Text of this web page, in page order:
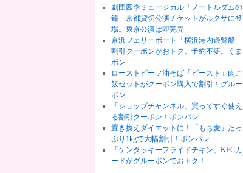
劇団四季ミュージカル「ノートルダムの
鐘」京都貸切公演チケットがルクサに登
場。東京公演は即完売
京浜フェリーボート「横浜港内遊覧船」
割引クーポンがおトク。予約不要。くま
ポン
ローストビーフ油そば「ビースト」肉ご
飯セットがクーポン購入で割引！グルー
ポン
「ショップチャンネル」買ってすぐ使え
る割引クーポン！ポンパレ
置き換えダイエットに！「もち麦」たっ
ぷり1kgで大幅割引！ポンパレ
「ケンタッキーフライドチキン」KFCカ
ードがグルーポンでおトク！